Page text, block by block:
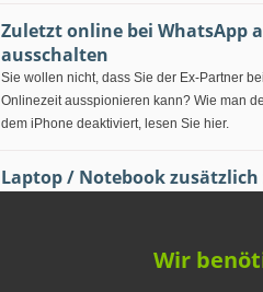
Zuletzt online bei WhatsApp
ausschalten
Sie wollen nicht, dass Sie der Ex-Partner
Onlinezeit ausspionieren kann? Wie man
dem iPhone deaktiviert, lesen Sie hier.
Laptop / Notebook
Wir